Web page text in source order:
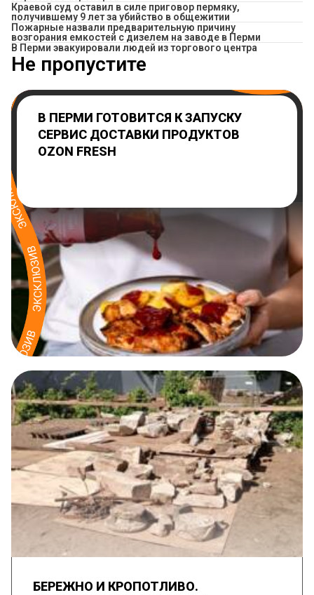
Краевой суд оставил в силе приговор пермяку,
получившему 9 лет за убийство в общежитии
Пожарные назвали предварительную причину
возгорания емкостей с дизелем на заводе в Перми
В Перми эвакуировали людей из торгового центра
Не пропустите
В ПЕРМИ ГОТОВИТСЯ К ЗАПУСКУ
СЕРВИС ДОСТАВКИ ПРОДУКТОВ
OZON FRESH
БЕРЕЖНО И КРОПОТЛИВО.